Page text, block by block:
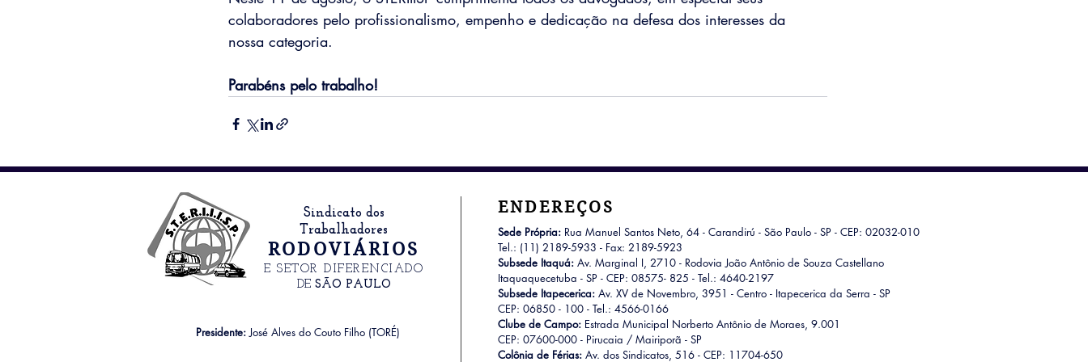
colaboradores pelo profissionalismo, empenho e dedicação na defesa dos interesses da
nossa categoria.
Parabéns pelo trabalho!
Sindicato dos
Trabalhadores
RODOVIÁRIOS
E SETOR DIFERENCIADO
DE SÃO PAULO
Presidente:José Alves do Couto Filho (TORÉ)
ENDEREÇOS
Sede Própria: Rua Manuel Santos Neto, 64 - Carandirú - São Paulo - SP - CEP: 02032-010
Tel.: (11) 2189-5933 - Fax: 2189-5923
Subsede Itaquá: Av. Marginal I, 2710 - Rodovia João Antônio de Souza Castellano
Itaquaquecetuba - SP - CEP: 08575- 825 - Tel.: 4640-2197
Subsede Itapecerica: Av. XV de Novembro, 3951 - Centro - Itapecerica da Serra - SP
CEP: 06850 - 100 - Tel.: 4566-0166
Clube de Campo: Estrada Municipal Norberto Antônio de Moraes, 9.001
CEP: 07600-000 - Pirucaia / Mairiporã - SP
Colônia de Férias: Av. dos Sindicatos, 516 - CEP: 11704-650